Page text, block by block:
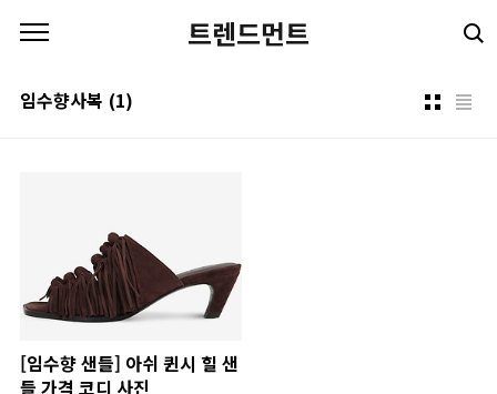
트렌드먼트
임수향사복 (1)
[임수향 샌들] 아쉬 퀸시 힐 샌
들 가격 코디 사진